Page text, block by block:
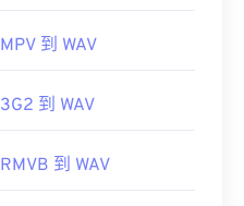
MPV 到 WAV
3G2 到 WAV
RMVB 到 WAV